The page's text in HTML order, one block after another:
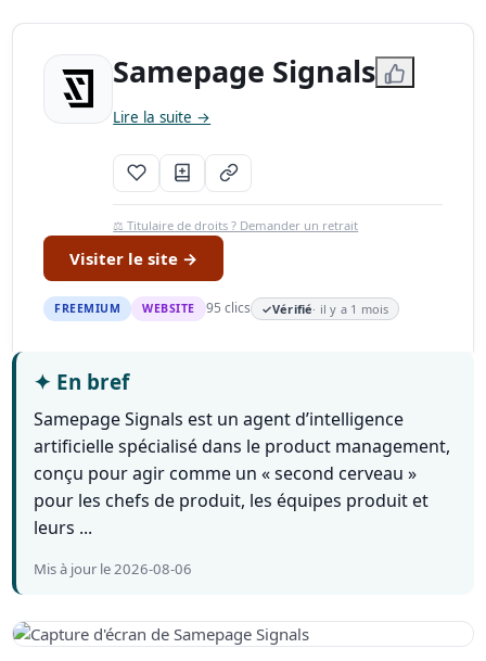
Samepage Signals
Lire la suite →
⚖️ Titulaire de droits ? Demander un retrait
Visiter le site →
FREEMIUM WEBSITE 95 clics ✓Vérifié· il y a 1 mois
✦ En bref
Samepage Signals est un agent d’intelligence
artificielle spécialisé dans le product management,
conçu pour agir comme un « second cerveau »
pour les chefs de produit, les équipes produit et
leurs ...
Mis à jour le 2026-08-06